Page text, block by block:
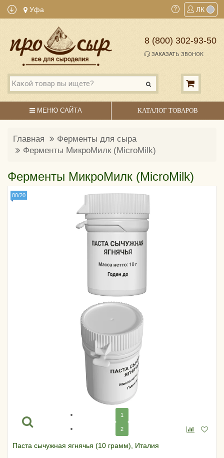
Уфа ЛК
8 (800) 302-93-50
ЗАКАЗАТЬ ЗВОНОК
МЕНЮ САЙТА КАТАЛОГ ТОВАРОВ
Главная
Ферменты для сыра
Ферменты МикроМилк (MicroMilk)
Ферменты МикроМилк (MicroMilk)
80/20
1
2
Паста сычужная ягнячья (10 грамм), Италия